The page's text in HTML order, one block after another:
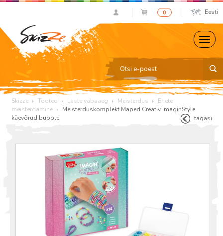
0 Eesti
Skizze Tooted Laste vabaaeg Meisterdus
Ehete
meisterdamine
Meisterduskomplekt Maped Creativ ImaginStyle
käevõrud bubble
tagasi